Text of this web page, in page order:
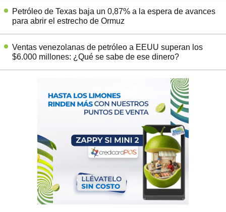
Petróleo de Texas baja un 0,87% a la espera de avances
para abrir el estrecho de Ormuz
Ventas venezolanas de petróleo a EEUU superan los
$6.000 millones: ¿Qué se sabe de ese dinero?